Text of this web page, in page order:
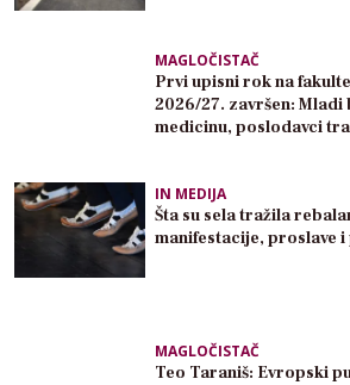
MAGLOČISTAČ
Prvi upisni rok na
2026/27. završen:
medicinu, poslodavci
IN MEDIJA
Šta su sela tražila
manifestacije, proslave
MAGLOČISTAČ
Teo Taraniš: Evropski